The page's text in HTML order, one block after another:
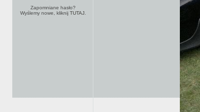
Zapomniane hasło?
Wyślemy nowe, kliknij TUTAJ.